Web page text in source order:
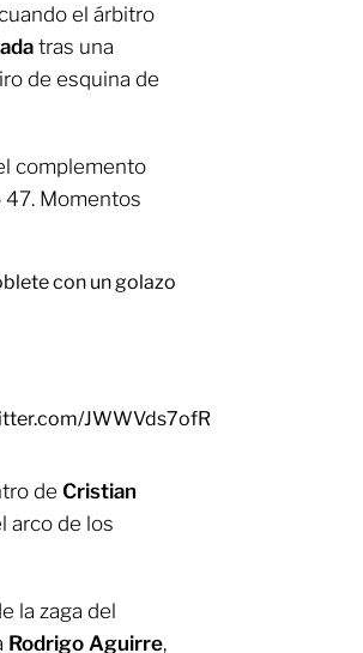
el árbitro
tras una
de esquina de
complemento
47. Momentos
con un golazo
JWWVds7ofR
de Cristian
arco de los
la zaga del
Rodrigo Aguirre,